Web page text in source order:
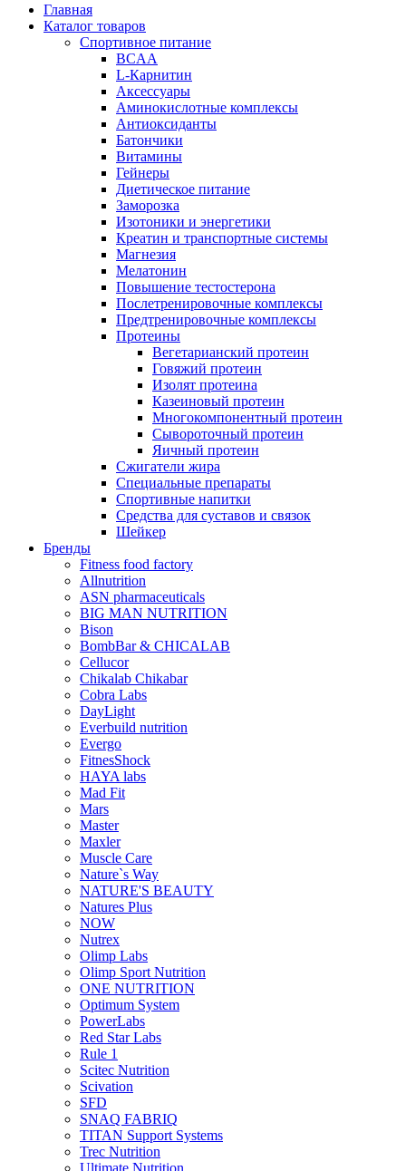
Главная
Каталог товаров
Спортивное питание
BCAA
L-Карнитин
Аксессуары
Аминокислотные комплексы
Антиоксиданты
Батончики
Витамины
Гейнеры
Диетическое питание
Заморозка
Изотоники и энергетики
Креатин и транспортные системы
Магнезия
Мелатонин
Повышение тестостерона
Послетренировочные комплексы
Предтренировочные комплексы
Протеины
Вегетарианский протеин
Говяжий протеин
Изолят протеина
Казеиновый протеин
Многокомпонентный протеин
Сывороточный протеин
Яичный протеин
Сжигатели жира
Специальные препараты
Спортивные напитки
Средства для суставов и связок
Шейкер
Бренды
Fitness food factory
Allnutrition
ASN pharmaceuticals
BIG MAN NUTRITION
Bison
BombBar & CHICALAB
Cellucor
Chikalab Chikabar
Cobra Labs
DayLight
Everbuild nutrition
Evergo
FitnesShock
HAYA labs
Mad Fit
Mars
Master
Maxler
Muscle Care
Nature`s Way
NATURE'S BEAUTY
Natures Plus
NOW
Nutrex
Olimp Labs
Olimp Sport Nutrition
ONE NUTRITION
Optimum System
PowerLabs
Red Star Labs
Rule 1
Scitec Nutrition
Scivation
SFD
SNAQ FABRIQ
TITAN Support Systems
Trec Nutrition
Ultimate Nutrition